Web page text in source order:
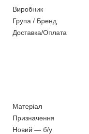
Виробник
Група / Бренд
Доставка/Оплата
Матеріал
Призначення
Новий — б/у